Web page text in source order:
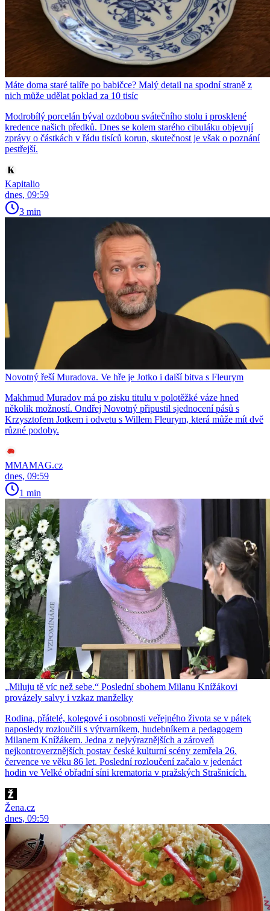
Máte doma staré talíře po babičce? Malý detail na spodní straně z
nich může udělat poklad za 10 tisíc
Modrobílý porcelán býval ozdobou svátečního stolu i prosklené
kredence našich předků. Dnes se kolem starého cibuláku objevují
zprávy o částkách v řádu tisíců korun, skutečnost je však o poznání
pestřejší.
Kapitalio
dnes, 09:59
3 min
Novotný řeší Muradova. Ve hře je Jotko i další bitva s Fleurym
Makhmud Muradov má po zisku titulu v polotěžké váze hned
několik možností. Ondřej Novotný připustil sjednocení pásů s
Krzysztofem Jotkem i odvetu s Willem Fleurym, která může mít dvě
různé podoby.
MMAMAG.cz
dnes, 09:59
1 min
„Miluju tě víc než sebe.“ Poslední sbohem Milanu Knížákovi
provázely salvy i vzkaz manželky
Rodina, přátelé, kolegové i osobnosti veřejného života se v pátek
naposledy rozloučili s výtvarníkem, hudebníkem a pedagogem
Milanem Knížákem. Jedna z nejvýraznějších a zároveň
nejkontroverznějších postav české kulturní scény zemřela 26.
července ve věku 86 let. Poslední rozloučení začalo v jedenáct
hodin ve Velké obřadní síni krematoria v pražských Strašnicích.
Žena.cz
dnes, 09:59